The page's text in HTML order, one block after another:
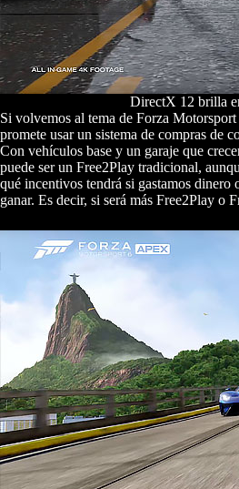
DirectX 12 brilla
Si volvemos al tema de Forza
promete usar un sistema de compras de
Con vehículos base y un garaje que
puede ser un Free2Play tradicional,
qué incentivos tendrá si gastamos dinero
ganar. Es decir, si será más Free2Play o